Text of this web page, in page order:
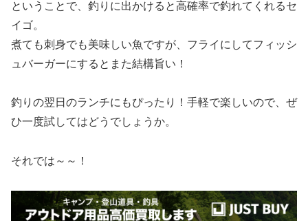
ということで、釣りに出かけると高確率で釣れてくれるセ
イゴ。
煮ても刺身でも美味しい魚ですが、フライにしてフィッシ
ュバーガーにするとまた結構旨い！
釣りの翌日のランチにもぴったり！手軽で楽しいので、ぜ
ひ一度試してはどうでしょうか。
それでは～～！